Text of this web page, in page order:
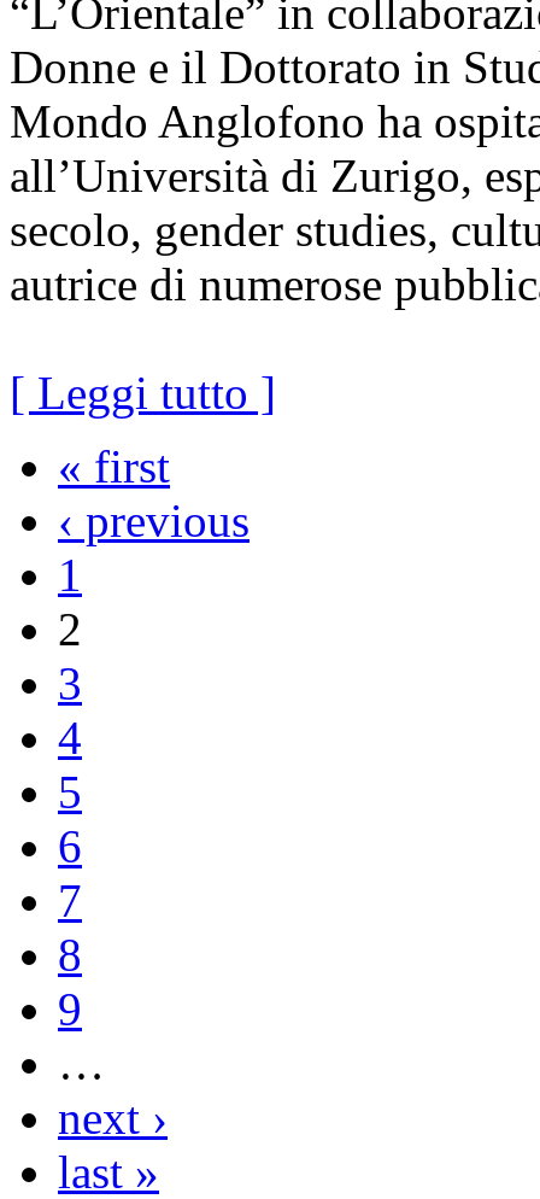
“L’Orientale” in
Donne e il Dottorato in
Mondo Anglofono ha
all’Università di Zurigo,
secolo, gender studies,
autrice di numerose
[ Leggi tutto ]
« first
‹ previous
1
2
3
4
5
6
7
8
9
…
next ›
last »